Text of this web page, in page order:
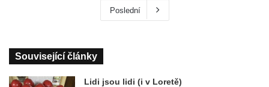
Poslední
Související články
Lidi jsou lidi (i v Loretě)